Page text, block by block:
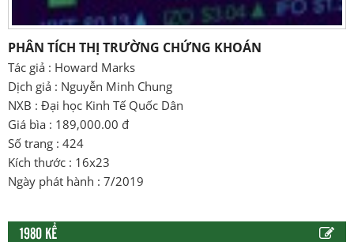
PHÂN TÍCH THỊ TRƯỜNG CHỨNG KHOÁN
Tác giả : Howard Marks
Dịch giả : Nguyễn Minh Chung
NXB : Đại học Kinh Tế Quốc Dân
Giá bìa : 189,000.00 đ
Số trang : 424
Kích thước : 16x23
Ngày phát hành : 7/2019
1980 KỂ